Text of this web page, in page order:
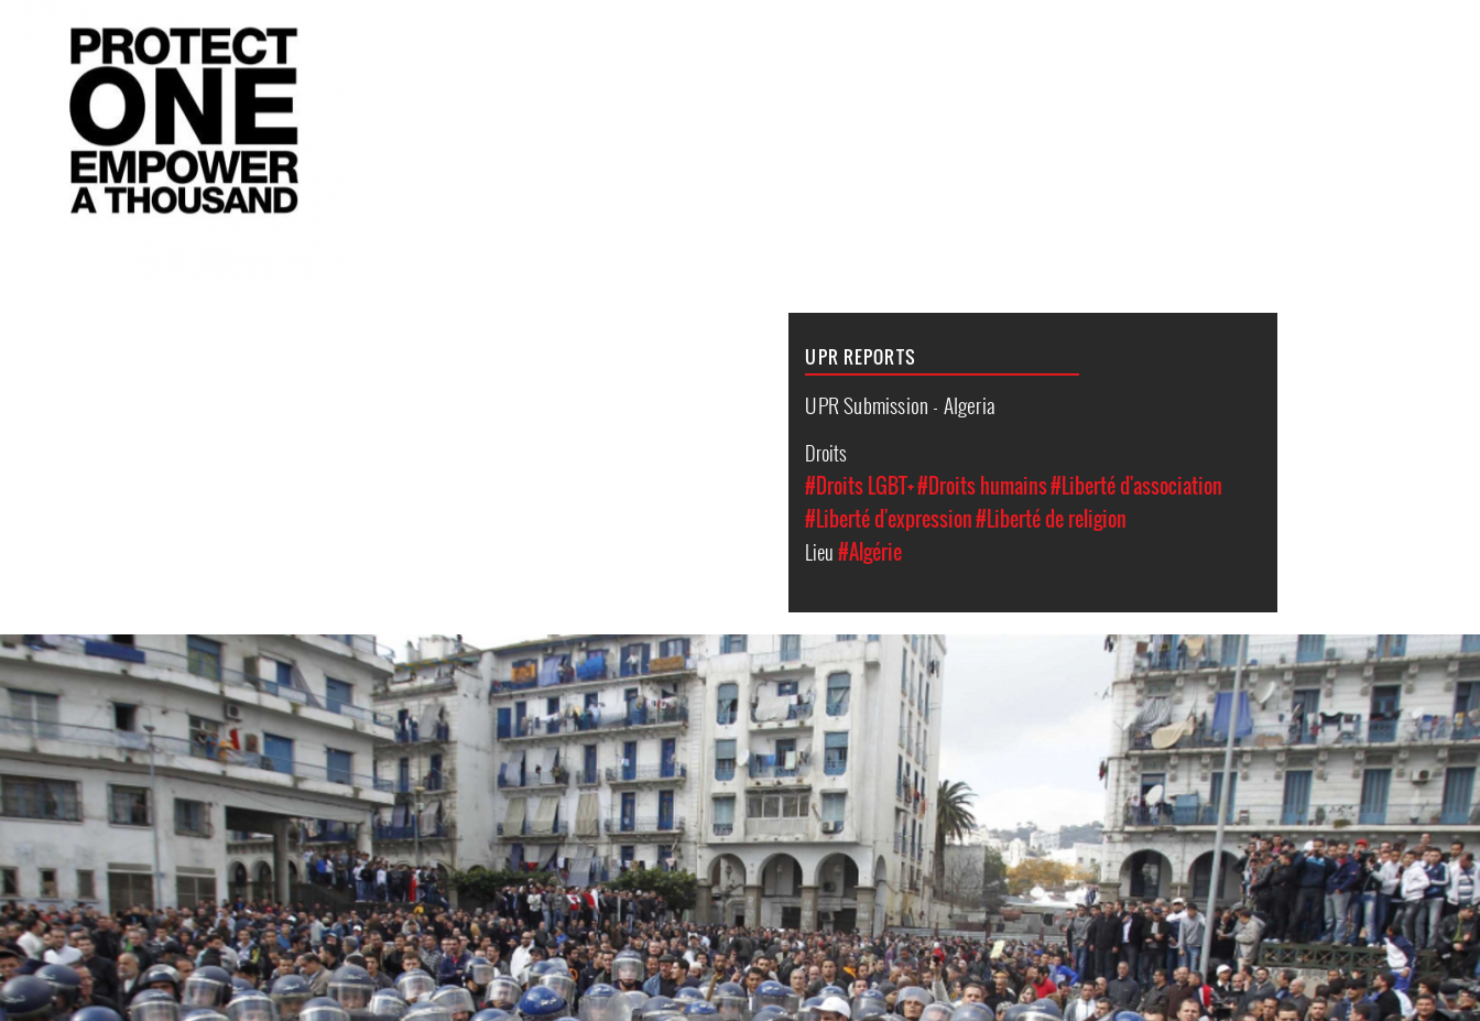
UPR REPORTS
UPR Submission - Algeria
Droits
#Droits LGBT+#Droits humains#Liberté d'association
#Liberté d'expression#Liberté de religion
Lieu#Algérie
#Algeria-
protest-
context-
good.jpg